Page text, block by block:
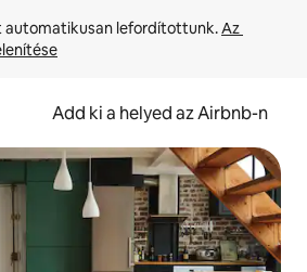
automatikusan lefordítottunk. Az
Add ki a helyed az Airbnb-n